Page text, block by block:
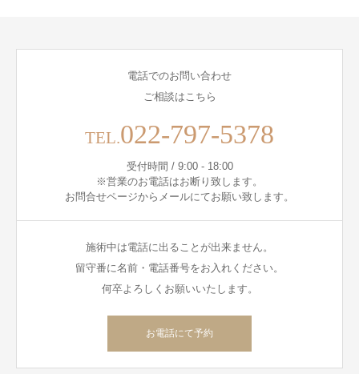
電話でのお問い合わせ
ご相談はこちら
TEL.022-797-5378
受付時間 / 9:00 - 18:00
※営業のお電話はお断り致します。
お問合せページからメールにてお願い致します。
施術中は電話に出ることが出来ません。
留守番に名前・電話番号をお入れください。
何卒よろしくお願いいたします。
お電話にて予約